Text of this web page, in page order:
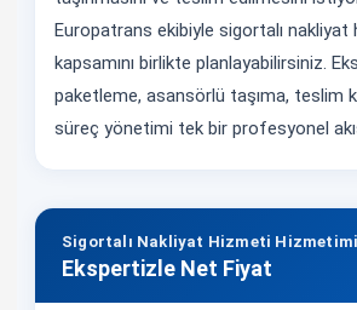
Europatrans ekibiyle sigortalı nakliyat
kapsamını birlikte planlayabilirsiniz.
paketleme, asansörlü taşıma, teslim
süreç yönetimi tek bir profesyonel
Sigortalı Nakliyat Hizmeti
Ekspertizle Net Fiyat